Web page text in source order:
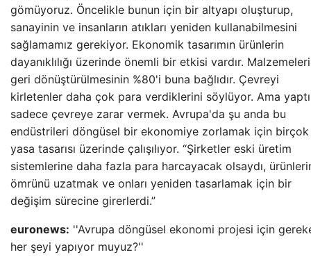
gömüyoruz. Öncelikle bunun için bir altyapı oluşturup,
sanayinin ve insanların atıkları yeniden kullanabilmesini
sağlamamız gerekiyor. Ekonomik tasarımın ürünlerin
dayanıklılığı üzerinde önemli bir etkisi vardır.
geri dönüştürülmesinin %80'i buna bağlıdır. Çevreyi
kirletenler daha çok para verdiklerini söylüyor. Ama
sadece çevreye zarar vermek. Avrupa'da şu anda bu
endüstrileri döngüsel bir ekonomiye zorlamak için birçok
yasa tasarısı üzerinde çalışılıyor. “Şirketler eski üretim
sistemlerine daha fazla para harcayacak olsaydı,
ömrünü uzatmak ve onları yeniden tasarlamak için bir
değişim sürecine girerlerdi.”
euronews: ''Avrupa döngüsel ekonomi projesi için
her şeyi yapıyor muyuz?''